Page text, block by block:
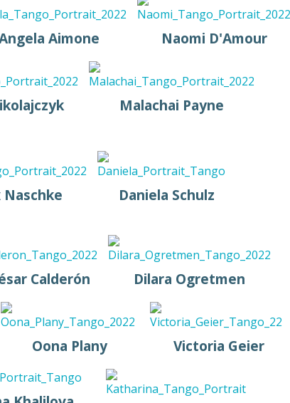
Aimone Naomi D'Amour
Malachai Payne
Naschke Daniela Schulz
Calderón Dilara Ogretmen
Oona Plany Victoria Geier